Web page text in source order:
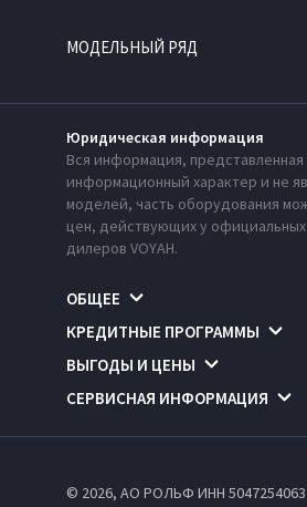
МОДЕЛЬНЫЙ РЯД
Юридическая информация
Вся информация,
информационный характер и не
моделей, часть оборудования
цен, действующих у
дилеров VOYAH.
ОБЩЕЕ
КРЕДИТНЫЕ ПРОГРАММЫ
ВЫГОДЫ И ЦЕНЫ
СЕРВИСНАЯ ИНФОРМАЦИЯ
© 2026, АО РОЛЬФ ИНН 5047254063